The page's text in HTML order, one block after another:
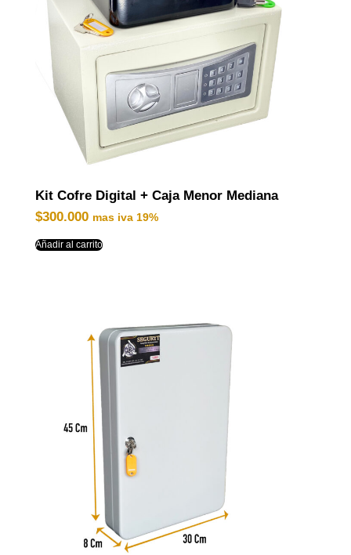
Kit Cofre Digital + Caja Menor Mediana
$300.000 mas iva 19%
Añadir al carrito